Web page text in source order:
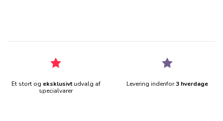
Et stort og eksklusivtudvalg af
specialvarer
Levering indenfor3 hverdage